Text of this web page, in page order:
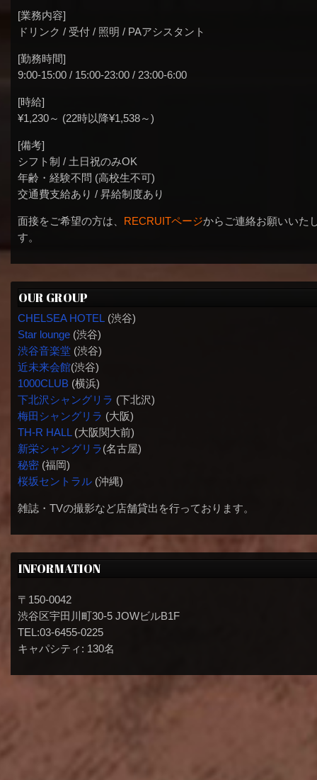
[業務内容]
ドリンク / 受付 / 照明 / PAアシスタント
[勤務時間]
9:00-15:00 / 15:00-23:00 / 23:00-6:00
[時給]
¥1,230～ (22時以降¥1,538～)
[備考]
シフト制 / 土日祝のみOK
年齢・経験不問 (高校生不可)
交通費支給あり / 昇給制度あり
面接をご希望の方は、 RECRUITページからご連絡お願いいた
す。
OUR GROUP
CHELSEA HOTEL (渋谷)
Star lounge(渋谷)
渋谷音楽堂(渋谷)
近未来会館(渋谷)
1000CLUB(横浜)
下北沢シャングリラ (下北沢)
梅田シャングリラ (大阪)
TH-R HALL(大阪関大前)
新栄シャングリラ(名古屋)
秘密(福岡)
桜坂セントラル(沖縄)
雑誌・TVの撮影など店舗貸出を行っております。
INFORMATION
〒150-0042
渋谷区宇田川町30-5 JOWビルB1F
TEL:03-6455-0225
キャパシティ: 130名